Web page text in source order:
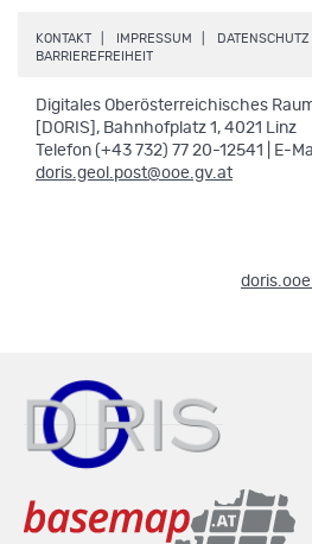
KONTAKT IMPRESSUM DATENSCHUTZ
BARRIEREFREIHEIT.
Digitales Oberösterreichisches
[DORIS], Bahnhofplatz 1, 4021 Linz
Telefon (+43 732) 77 20-12541 | E-
doris.geol.post@ooe.gv.at